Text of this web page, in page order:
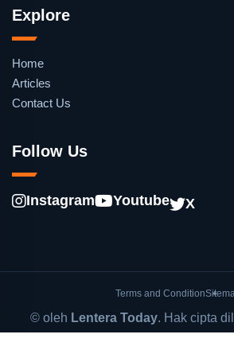
Explore
Home
Articles
Contact Us
Follow Us
Instagram Youtube X
Terms and Condition
© oleh Lentera Today. Hak cipta